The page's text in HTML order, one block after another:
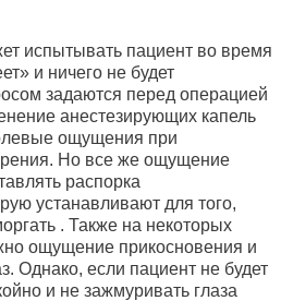
испытывать пациент во время
и ничего не будет
задаются перед операцией
анестезирующих капель
ощущения при
Но все же ощущение
распорка
устанавливают для того,
. Также на некоторых
ощущение прикосновения и
Однако, если пациент не будет
и не зажмуривать глаза